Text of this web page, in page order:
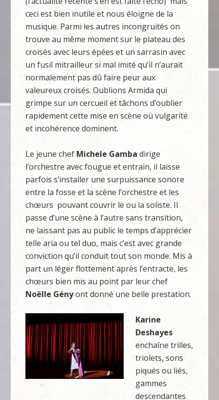
ceci est bien inutile et nous éloigne de la
musique. Parmi les autres incongruités on
trouve au même moment sur le plateau des
croisés avec leurs épées et un sarrasin avec
un fusil mitrailleur si mal imité qu’il n’aurait
normalement pas dû faire peur aux
valeureux croisés. Oublions Armida qui
grimpe sur un cercueil et tâchons d’oublier
rapidement cette mise en scène où vulgarité
et incohérence dominent.
Le jeune chef Michele Gamba dirige
l’orchestre avec fougue et entrain, il laisse
parfois s’installer une surpuissance sonore
entre la fosse et la scène l’orchestre et les
chœurs pouvant couvrir le ou la soliste. Il
passe d’une scène à l’autre sans transition,
ne laissant pas au public le temps d’apprécier
telle aria ou tel duo, mais c’est avec grande
conviction qu’il conduit tout son monde. Mis à
part un léger flottement après l’entracte, les
chœurs bien mis au point par leur chef
Noëlle Gényont donné une belle prestation.
Karine
Deshayes
enchaîne trilles,
triolets, sons
piqués ou liés,
gammes
descendantes